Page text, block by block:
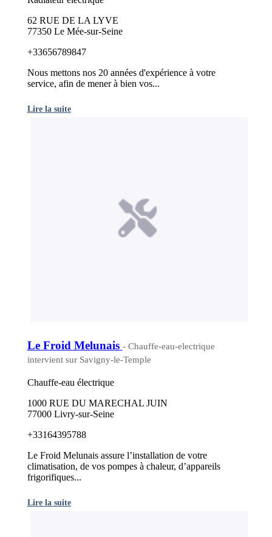
62 RUE DE LA LYVE
77350 Le Mée-sur-Seine
+33656789847
Nous mettons nos 20 années d'expérience à votre
service, afin de mener à bien vos...
Lire la suite
Le Froid Melunais - Chauffe-eau-electrique
intervient sur Savigny-le-Temple
Chauffe-eau électrique
1000 RUE DU MARECHAL JUIN
77000 Livry-sur-Seine
+33164395788
Le Froid Melunais assure l’installation de votre
climatisation, de vos pompes à chaleur, d’appareils
frigorifiques...
Lire la suite